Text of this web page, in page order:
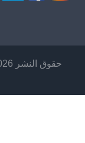
حقوق النشر 2026 © جميع الحقوق محفوظة